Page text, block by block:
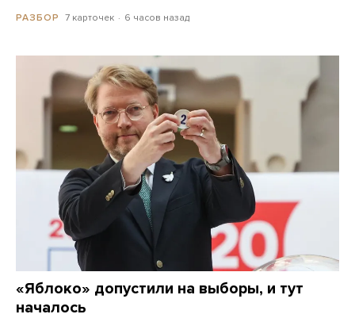
РАЗБОР 7 карточек 6 часов назад
«Яблоко» допустили на выборы, и тут
началось